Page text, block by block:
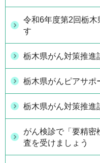
令和6年度第2回栃木
す
栃木県がん対策推進
栃木県がんピアサポ
栃木県がん対策推進
がん検診で「要精密
査を受けましょう